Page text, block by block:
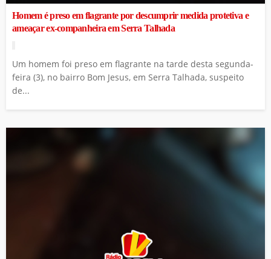
Homem é preso em flagrante por descumprir medida protetiva e
ameaçar ex-companheira em Serra Talhada
Um homem foi preso em flagrante na tarde desta segunda-
feira (3), no bairro Bom Jesus, em Serra Talhada, suspeito
de...